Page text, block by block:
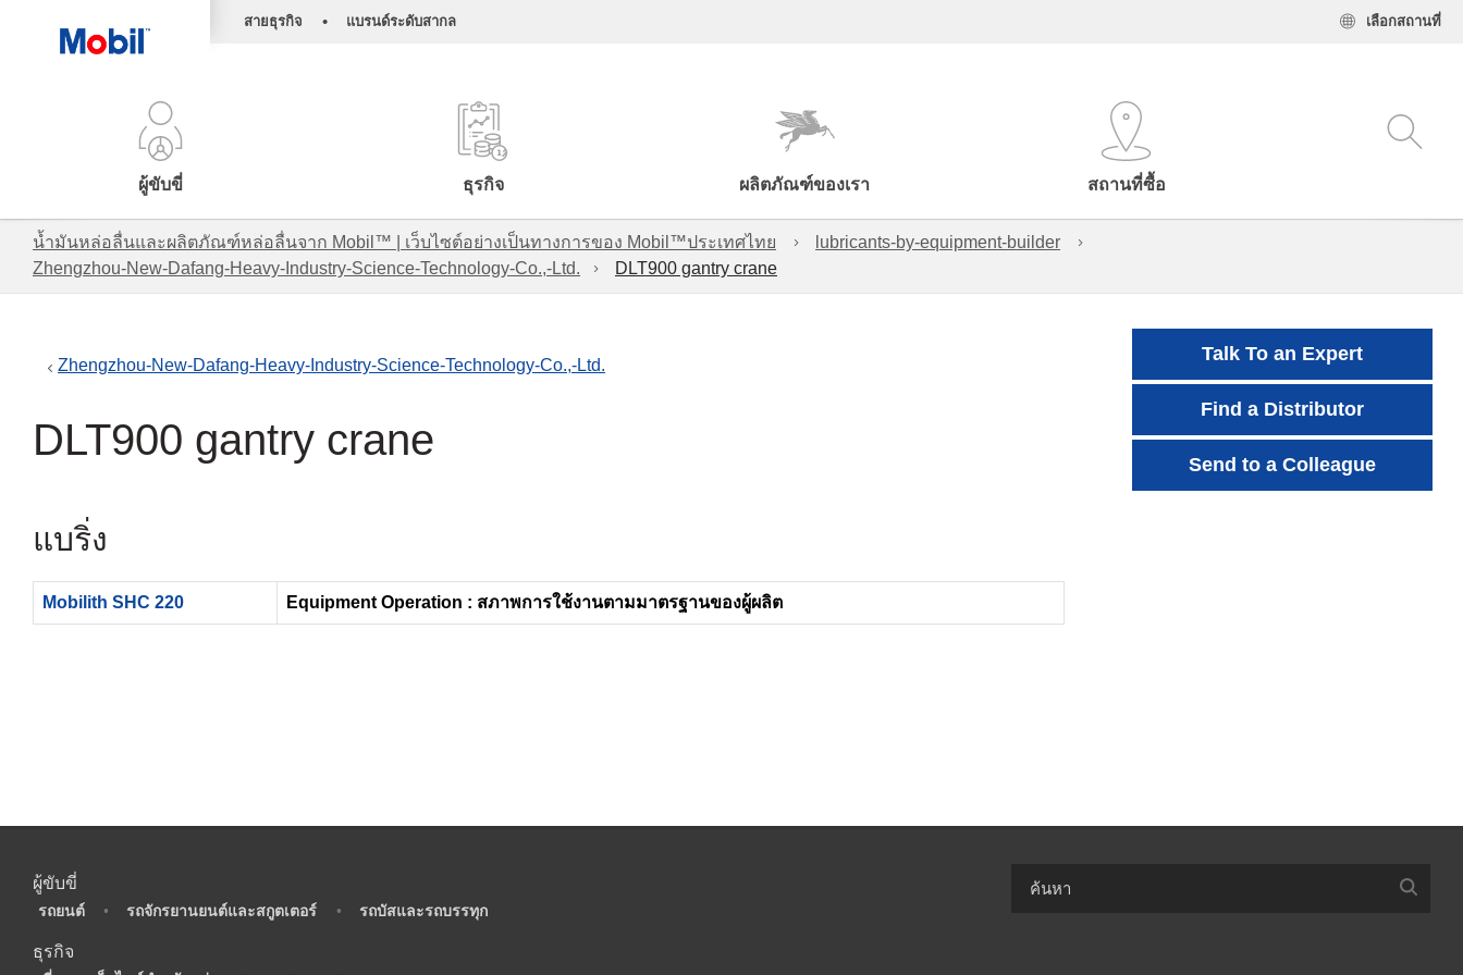
สายธุรกิจ • แบรนด์ระดับสากล เลือกสถานที่
ผู้ขับขี่ ธุรกิจ ผลิตภัณฑ์ของเรา สถานที่ซื้อ
น้ำมันหล่อลื่นและผลิตภัณฑ์หล่อลื่นจาก Mobil™ | เว็บไซต์อย่างเป็นทางการของ Mobil™ประเทศไทย
lubricants-by-equipment-builder
Zhengzhou-New-Dafang-Heavy-Industry-Science-Technology-Co.,-Ltd.
DLT900 gantry crane
Zhengzhou-New-Dafang-Heavy-Industry-Science-Technology-Co.,-Ltd.
DLT900 gantry crane
แบริ่ง
Mobilith SHC 220 Equipment Operation : สภาพการใช้งานตามมาตรฐานของผู้ผลิต
Talk To an Expert
Find a Distributor
Send to a Colleague
ผู้ขับขี่
รถยนต์ • รถจักรยานยนต์และสกูตเตอร์ • รถบัสและรถบรรทุก
ธุรกิจ